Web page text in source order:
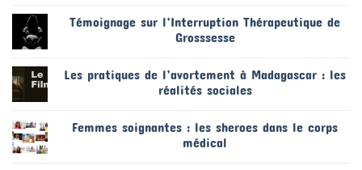
Témoignage sur l’Interruption Thérapeutique de
Grosssesse
Les pratiques de l’avortement à Madagascar : les
réalités sociales
Femmes soignantes : les sheroes dans le corps
médical